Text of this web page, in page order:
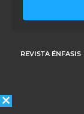
REVISTA ÉNFASIS